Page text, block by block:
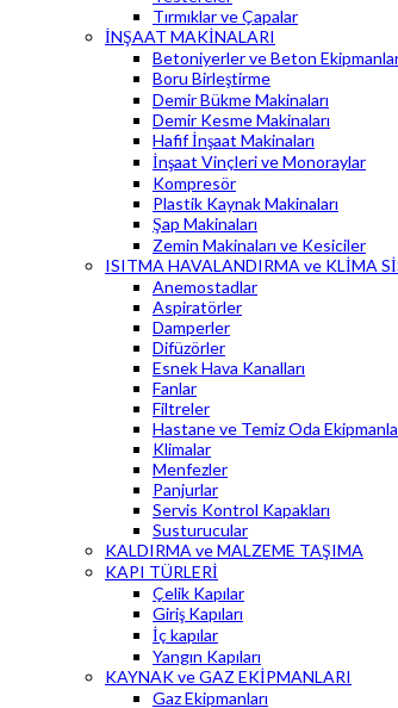
Tırmıklar ve Çapalar
İNŞAAT MAKİNALARI
Betoniyerler ve Beton
Boru Birleştirme
Demir Bükme Makinaları
Demir Kesme Makinaları
Hafif İnşaat Makinaları
İnşaat Vinçleri ve Monoraylar
Kompresör
Plastik Kaynak Makinaları
Şap Makinaları
Zemin Makinaları ve Kesiciler
ISITMA HAVALANDIRMA ve KLİMA
Anemostadlar
Aspiratörler
Damperler
Difüzörler
Esnek Hava Kanalları
Fanlar
Filtreler
Hastane ve Temiz Oda
Klimalar
Menfezler
Panjurlar
Servis Kontrol Kapakları
Susturucular
KALDIRMA ve MALZEME TAŞIMA
KAPI TÜRLERİ
Çelik Kapılar
Giriş Kapıları
İç kapılar
Yangın Kapıları
KAYNAK ve GAZ EKİPMANLARI
Gaz Ekipmanları